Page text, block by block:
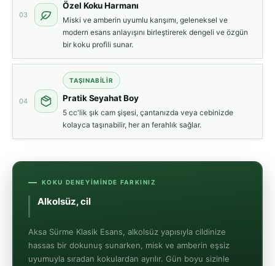
03
Özel Koku Harmanı
Miski ve amberin uyumlu karışımı, geleneksel ve
modern esans anlayışını birleştirerek dengeli ve özgün
bir koku profili sunar.
04
TAŞINABILIR
Pratik Seyahat Boy
5 cc'lik şık cam şişesi, çantanızda veya cebinizde
kolayca taşınabilir, her an ferahlık sağlar.
KOKU DENEYIMINDE FARKINIZ
Yoğ
Aksa Sürme Klasik Esans, alkolsüz yapısıyla cildinize
hassas bir dokunuş sunarken, misk ve amberin eşsiz
uyumuyla sıradan kokulardan ayrılır. Gün boyu sizinle